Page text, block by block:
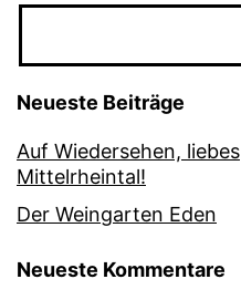
Neueste Beiträge
Auf Wiedersehen, liebes
Mittelrheintal!
Der Weingarten Eden
Neueste Kommentare